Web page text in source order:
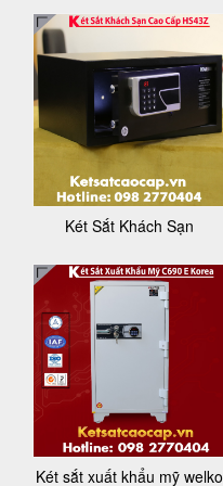
Két Sắt Khách Sạn
Két sắt xuất khẩu mỹ welko